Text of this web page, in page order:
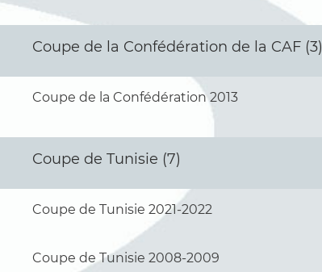
Coupe de la Confédération de la CAF (3)
Coupe de la Confédération 2013
Coupe de Tunisie (7)
Coupe de Tunisie 2021-2022
Coupe de Tunisie 2008-2009